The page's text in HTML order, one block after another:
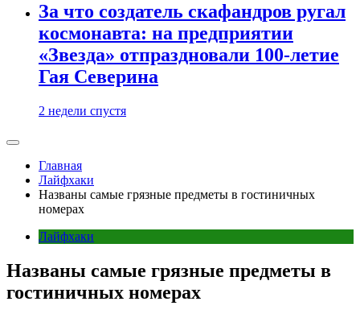
За что создатель скафандров ругал
космонавта: на предприятии
«Звезда» отпраздновали 100-летие
Гая Северина
2 недели спустя
Главная
Лайфхаки
Названы самые грязные предметы в гостиничных
номерах
Лайфхаки
Названы самые грязные предметы в
гостиничных номерах